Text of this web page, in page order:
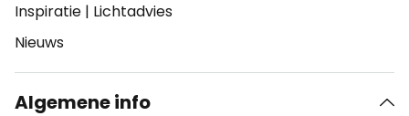
Inspiratie | Lichtadvies
Nieuws
Algemene info